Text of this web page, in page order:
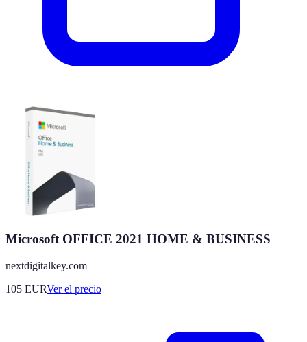
Microsoft OFFICE 2021 HOME & BUSINESS
nextdigitalkey.com
105 EURVer el precio